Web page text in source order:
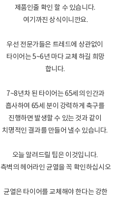
제품인줄 확인 할 수 있습니다.
여기까진 상식이니깐요.
우선 전문가들은 트레드에 상관없이
타이어는 5~6년 마다 교체 하길 희망
합니다.
7~8년차 된 타이어는 65세의 인간과
흡사하여 65세 분이 강력하게 축구를
진행하면 발생할 수 있는 것과 같이
치명적인 결과를 만들어 낼수 있습니다.
오늘 알려드릴 팁은 이것입니다.
측벽의 헤어라인 균열을 꼭 확인하십시오
균열은 타이어를 교체해야 한다는 강한